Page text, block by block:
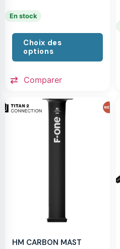
En stock
Choix des
options
Comparer
HM CARBON MAST